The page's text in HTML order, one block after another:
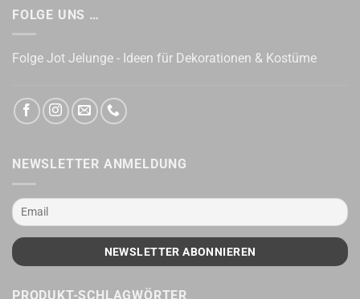
FOLGE UNS …
Folge Jot Jelunge - Ideen für Dekorationen & Kostüme
NEWSLETTER ANMELDUNG
PRODUKT-SCHLAGWÖRTER